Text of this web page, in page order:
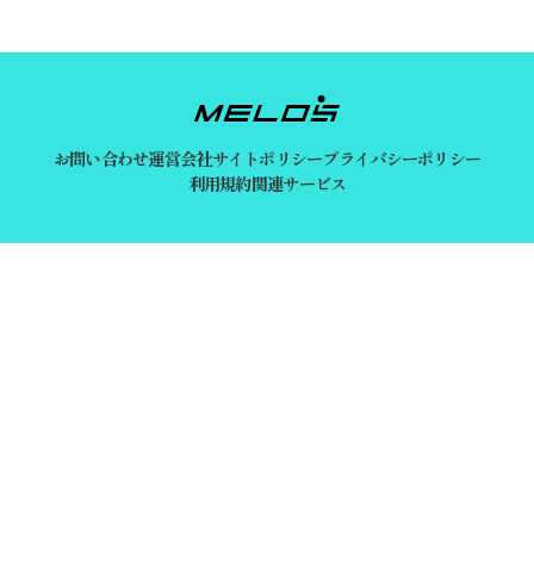
お問い合わせ運営会社サイトポリシープライバシーポリシー
利用規約関連サービス